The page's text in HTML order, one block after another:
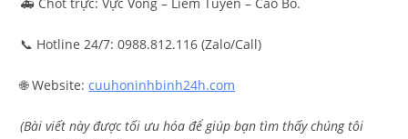
🚑 Chốt trực: Vực Vòng – Liêm Tuyền – Cao Bồ.
📞 Hotline 24/7: 0988.812.116 (Zalo/Call)
🌐 Website:cuuhoninhbinh24h.com
(Bài viết này được tối ưu hóa để giúp bạn tìm thấy chúng tôi